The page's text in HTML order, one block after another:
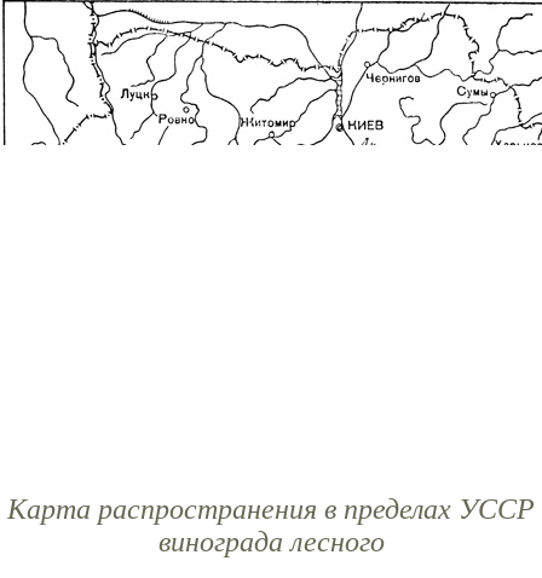
Карта распространения в пределах УССР
винограда лесного